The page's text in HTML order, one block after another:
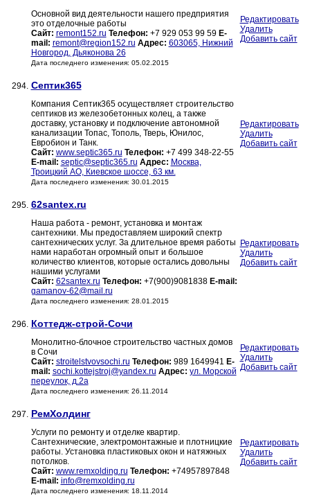
Основной вид деятельности нашего предприятия
это отделочные работы
Сайт: remont152.ru Телефон: +7 929 053 99 59 E-
mail: remont@region152.ru Адрес: 603065, Нижний
Новгород, Дьяконова 26
Дата последнего изменения: 05.02.2015
Редактировать
Удалить
Добавить сайт
294. Септик365
Компания Септик365 осуществляет строительство
септиков из железобетонных колец, а также
доставку, установку и подключение автономной
канализации Топас, Тополь, Тверь, Юнилос,
Евробион и Танк.
Сайт: www.septic365.ru Телефон: +7 499 348-22-55
E-mail: septic@septic365.ru Адрес: Москва,
Троицкий АО, Киевское шоссе, 63 км.
Дата последнего изменения: 30.01.2015
Редактировать
Удалить
Добавить сайт
295. 62santex.ru
Наша работа - ремонт, установка и монтаж
сантехники. Мы предоставляем широкий спектр
сантехнических услуг. За длительное время работы
нами наработан огромный опыт и большое
количество клиентов, которые остались довольны
нашими услугами
Сайт: 62santex.ru Телефон: +7(900)9081838 E-mail:
gamanov-62@mail.ru
Дата последнего изменения: 28.01.2015
Редактировать
Удалить
Добавить сайт
296. Коттедж-строй-Сочи
Монолитно-блочное строительство частных домов
в Сочи
Сайт: stroitelstvovsochi.ru Телефон: 989 1649941 E-
mail: sochi.kottejstroj@yandex.ru Адрес: ул. Морской
переулок, д.2а
Дата последнего изменения: 26.11.2014
Редактировать
Удалить
Добавить сайт
297. РемХолдинг
Услуги по ремонту и отделке квартир.
Сантехнические, электромонтажные и плотницкие
работы. Установка пластиковых окон и натяжных
потолков.
Сайт: www.remxolding.ru Телефон: +74957897848
E-mail: info@remxolding.ru
Дата последнего изменения: 18.11.2014
Редактировать
Удалить
Добавить сайт